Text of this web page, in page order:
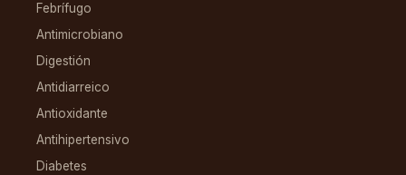
Febrífugo
Antimicrobiano
Digestión
Antidiarreico
Antioxidante
Antihipertensivo
Diabetes